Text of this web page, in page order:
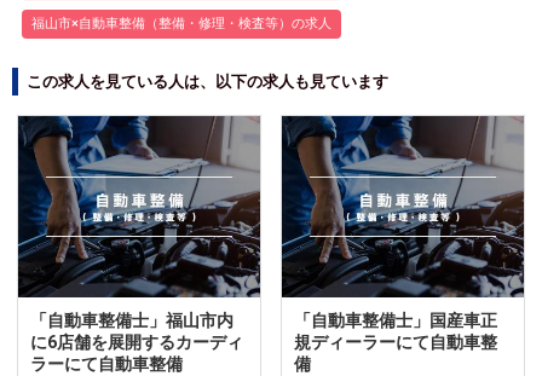
福山市×自動車整備（整備・修理・検査等）の求人
この求人を見ている人は、以下の求人も見ています
「自動車整備士」福山市内
に6店舗を展開するカーディ
ラーにて自動車整備
「自動車整備士」国産車正
規ディーラーにて自動車整
備